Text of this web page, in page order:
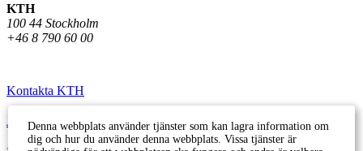
KTH
100 44 Stockholm
+46 8 790 60 00
Kontakta KTH
Jobba på KTH
Denna webbplats använder tjänster som kan lagra information om
dig och hur du använder denna webbplats. Vissa tjänster är